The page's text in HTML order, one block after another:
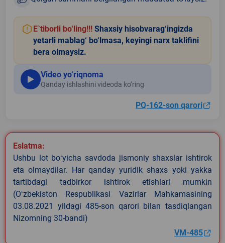
E`tiborli bo‘ling!!! Shaxsiy hisobvarag‘ingizda
yetarli mablag‘ bo‘lmasa, keyingi narx taklifini
bera olmaysiz.
Video yo‘riqnoma
Qanday ishlashini videoda ko‘ring
PQ-162-son qarori
Eslatma:
Ushbu lot boʻyicha savdoda jismoniy shaxslar ishtirok
eta olmaydilar. Har qanday yuridik shaxs yoki yakka
tartibdagi tadbirkor ishtirok etishlari mumkin
(Oʻzbekiston Respublikasi Vazirlar Mahkamasining
03.08.2021 yildagi 485-son qarori bilan tasdiqlangan
Nizomning 30-bandi)
VM-485